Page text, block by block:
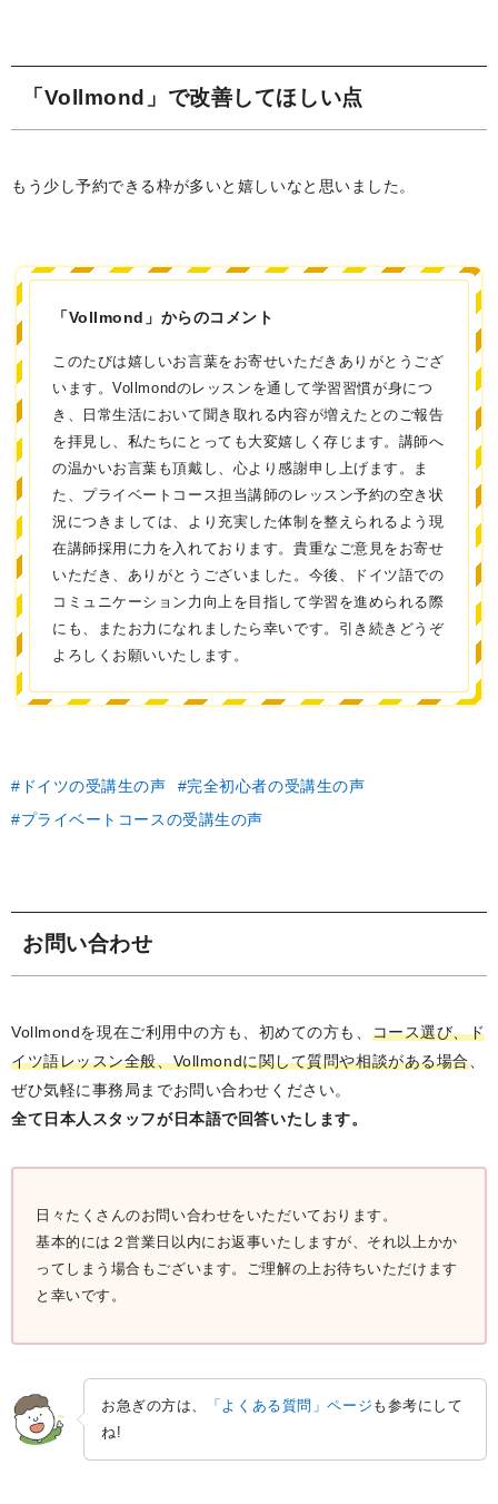
「Vollmond」で改善してほしい点
もう少し予約できる枠が多いと嬉しいなと思いました。
「Vollmond」からのコメント
このたびは嬉しいお言葉をお寄せいただきありがとうござ
います。Vollmondのレッスンを通して学習習慣が身につ
き、日常生活において聞き取れる内容が増えたとのご報告
を拝見し、私たちにとっても大変嬉しく存じます。講師へ
の温かいお言葉も頂戴し、心より感謝申し上げます。ま
た、プライベートコース担当講師のレッスン予約の空き状
況につきましては、より充実した体制を整えられるよう現
在講師採用に力を入れております。貴重なご意見をお寄せ
いただき、ありがとうございました。今後、ドイツ語での
コミュニケーション力向上を目指して学習を進められる際
にも、またお力になれましたら幸いです。引き続きどうぞ
よろしくお願いいたします。
ドイツの受講生の声
完全初心者の受講生の声
プライベートコースの受講生の声
お問い合わせ
Vollmondを現在ご利用中の方も、初めての方も、 コース選び、ド
イツ語レッスン全般、Vollmondに関して質問や相談がある場合、
ぜひ気軽に事務局までお問い合わせください。
全て日本人スタッフが日本語で回答いたします。
日々たくさんのお問い合わせをいただいております。
基本的には２営業日以内にお返事いたしますが、それ以上かか
ってしまう場合もございます。ご理解の上お待ちいただけます
と幸いです。
お急ぎの方は、 「よくある質問」ページ も参考にして
ね!